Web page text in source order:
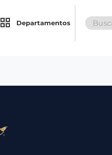
Departamentos
Search
for: